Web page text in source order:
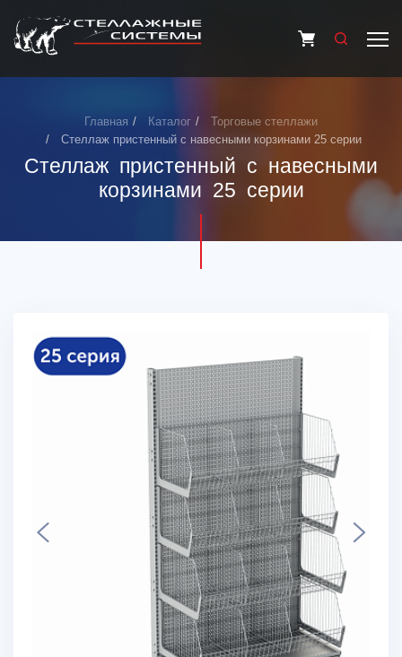
Главная Каталог
Торговые стеллажи
Стеллаж пристенный с навесными корзинами 25 серии
Стеллаж пристенный с навесными
корзинами 25 серии